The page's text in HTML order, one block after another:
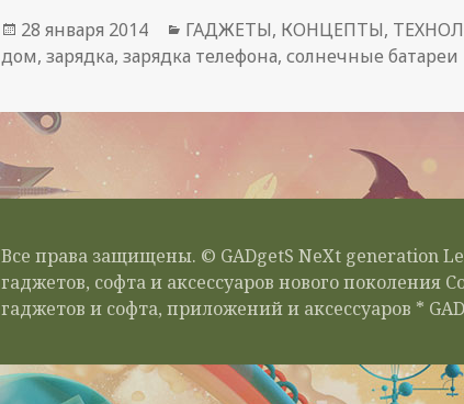
Опубликовано
28 января 2014 Рубрики
ГАДЖЕТЫ, КОНЦЕПТЫ,
дом,зарядка,зарядка телефона,солнечные батареи
Все права защищены. © GADgetS NeXt generation
гаджетов, софта и аксессуаров нового поколения
гаджетов и софта, приложений и аксессуаров *